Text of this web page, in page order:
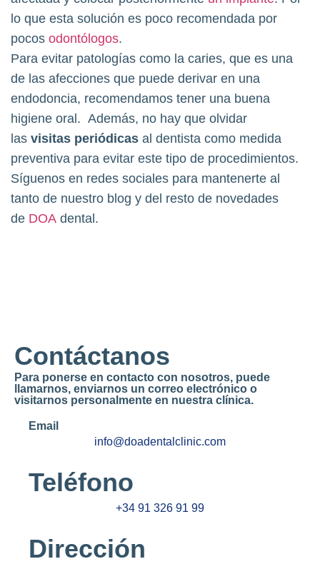
lo que esta solución es poco recomendada por
pocos odontólogos.
Para evitar patologías como la caries, que es una
de las afecciones que puede derivar en una
endodoncia, recomendamos tener una buena
higiene oral. Además, no hay que olvidar
las visitas periódicas al dentista como medida
preventiva para evitar este tipo de procedimientos.
Síguenos en redes sociales para mantenerte al
tanto de nuestro blog y del resto de novedades
de DOA dental.
Contáctanos
Para ponerse en contacto con nosotros, puede
llamarnos, enviarnos un correo electrónico o
visitarnos personalmente en nuestra clínica.
Email
info@doadentalclinic.com
Teléfono
+34 91 326 91 99
Dirección